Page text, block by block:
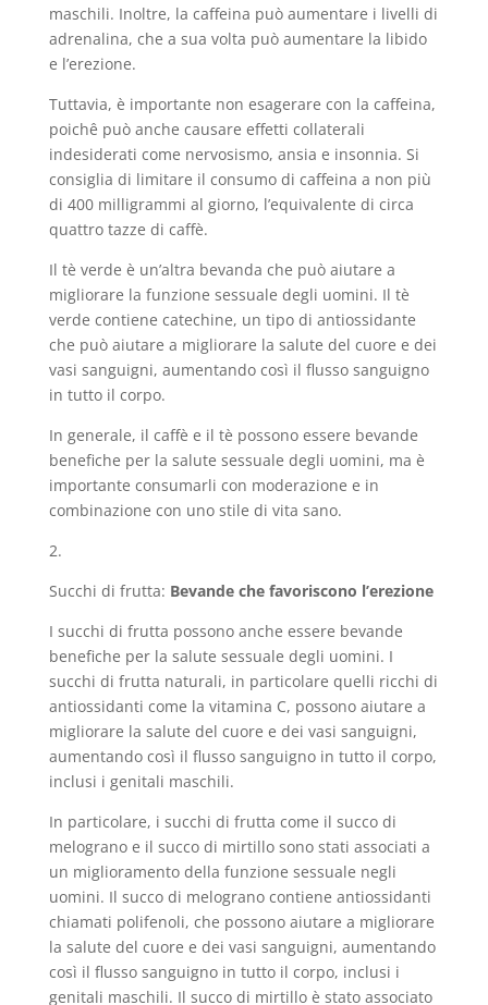
maschili. Inoltre, la caffeina può aumentare i livelli di
adrenalina, che a sua volta può aumentare la libido
e l’erezione.
Tuttavia, è importante non esagerare con la caffeina,
poichê può anche causare effetti collaterali
indesiderati come nervosismo, ansia e insonnia. Si
consiglia di limitare il consumo di caffeina a non più
di 400 milligrammi al giorno, l’equivalente di circa
quattro tazze di caffè.
Il tè verde è un’altra bevanda che può aiutare a
migliorare la funzione sessuale degli uomini. Il tè
verde contiene catechine, un tipo di antiossidante
che può aiutare a migliorare la salute del cuore e dei
vasi sanguigni, aumentando così il flusso sanguigno
in tutto il corpo.
In generale, il caffè e il tè possono essere bevande
benefiche per la salute sessuale degli uomini, ma è
importante consumarli con moderazione e in
combinazione con uno stile di vita sano.
2.
Succhi di frutta: Bevande che favoriscono l’erezione
I succhi di frutta possono anche essere bevande
benefiche per la salute sessuale degli uomini. I
succhi di frutta naturali, in particolare quelli ricchi di
antiossidanti come la vitamina C, possono aiutare a
migliorare la salute del cuore e dei vasi sanguigni,
aumentando così il flusso sanguigno in tutto il corpo,
inclusi i genitali maschili.
In particolare, i succhi di frutta come il succo di
melograno e il succo di mirtillo sono stati associati a
un miglioramento della funzione sessuale negli
uomini. Il succo di melograno contiene antiossidanti
chiamati polifenoli, che possono aiutare a migliorare
la salute del cuore e dei vasi sanguigni, aumentando
così il flusso sanguigno in tutto il corpo, inclusi i
genitali maschili. Il succo di mirtillo è stato associato